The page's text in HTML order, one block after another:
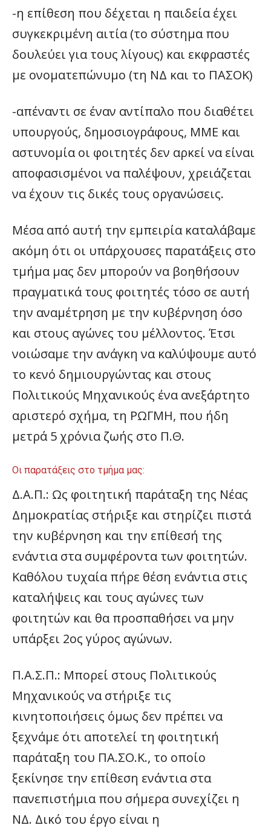
-η επίθεση που δέχεται η παιδεία έχει
συγκεκριμένη αιτία (το σύστημα που
δουλεύει για τους λίγους) και εκφραστές
με ονοματεπώνυμο (τη ΝΔ και το ΠΑΣΟΚ)
-απέναντι σε έναν αντίπαλο που διαθέτει
υπουργούς, δημοσιογράφους, ΜΜΕ και
αστυνομία οι φοιτητές δεν αρκεί να είναι
αποφασισμένοι να παλέψουν, χρειάζεται
να έχουν τις δικές τους οργανώσεις.
Μέσα από αυτή την εμπειρία καταλάβαμε
ακόμη ότι οι υπάρχουσες παρατάξεις στο
τμήμα μας δεν μπορούν να βοηθήσουν
πραγματικά τους φοιτητές τόσο σε αυτή
την αναμέτρηση με την κυβέρνηση όσο
και στους αγώνες του μέλλοντος. Έτσι
νοιώσαμε την ανάγκη να καλύψουμε αυτό
το κενό δημιουργώντας και στους
Πολιτικούς Μηχανικούς ένα ανεξάρτητο
αριστερό σχήμα, τη ΡΩΓΜΗ, που ήδη
μετρά 5 χρόνια ζωής στο Π.Θ.
Οι παρατάξεις στο τμήμα μας:
Δ.Α.Π.: Ως φοιτητική παράταξη της Νέας
Δημοκρατίας στήριξε και στηρίζει πιστά
την κυβέρνηση και την επίθεσή της
ενάντια στα συμφέροντα των φοιτητών.
Καθόλου τυχαία πήρε θέση ενάντια στις
καταλήψεις και τους αγώνες των
φοιτητών και θα προσπαθήσει να μην
υπάρξει 2ος γύρος αγώνων.
Π.Α.Σ.Π.: Μπορεί στους Πολιτικούς
Μηχανικούς να στήριξε τις
κινητοποιήσεις όμως δεν πρέπει να
ξεχνάμε ότι αποτελεί τη φοιτητική
παράταξη του ΠΑ.ΣΟ.Κ., το οποίο
ξεκίνησε την επίθεση ενάντια στα
πανεπιστήμια που σήμερα συνεχίζει η
ΝΔ. Δικό του έργο είναι η